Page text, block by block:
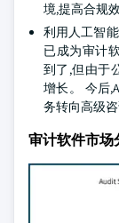
境,提高合规
利用人工智
已成为审计
到了,但由于
增长。 今后
务转向高级咨
审计软件市场